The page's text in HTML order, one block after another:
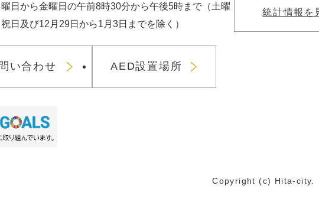
日から金曜日の午前8時30分から午後5時まで（土曜
日及び12月29日から1月3日までを除く）
い合わせ AED設置場所
統計情報を
Copyright (c) Hita-city.